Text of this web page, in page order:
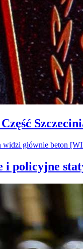
i policyjne